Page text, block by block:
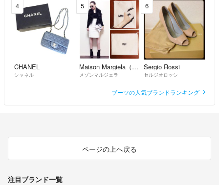
4
CHANEL
シャネル
5
Maison Margiela（旧Maison Martin Margiela）
メゾンマルジェラ
6
Sergio Rossi
セルジオロッシ
ブーツの人気ブランドランキング
ページの上へ戻る
注目ブランド一覧